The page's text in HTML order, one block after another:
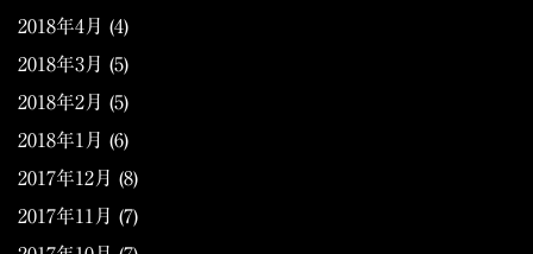
2018年4月 (4)
2018年3月 (5)
2018年2月 (5)
2018年1月 (6)
2017年12月 (8)
2017年11月 (7)